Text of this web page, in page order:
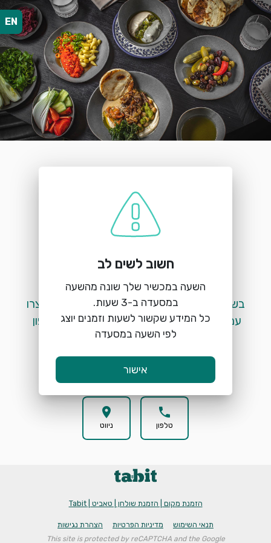
הזמנת מקום
O2
המופיע למטה.
phone
טלפון
location_on
ניווט
EN
הזמנת מקום | הזמנת שולחן | טאביט | Tabit
תנאי השימוש מדיניות הפרטיות הצהרת נגישות
This site is protected by reCAPTCHA and the Google
חשוב לשים לב
השעה במכשיר שלך שונה מהשעה
כל המידע שקשור לשעות וזמנים יוצג
לפי השעה במסעדה
אישור